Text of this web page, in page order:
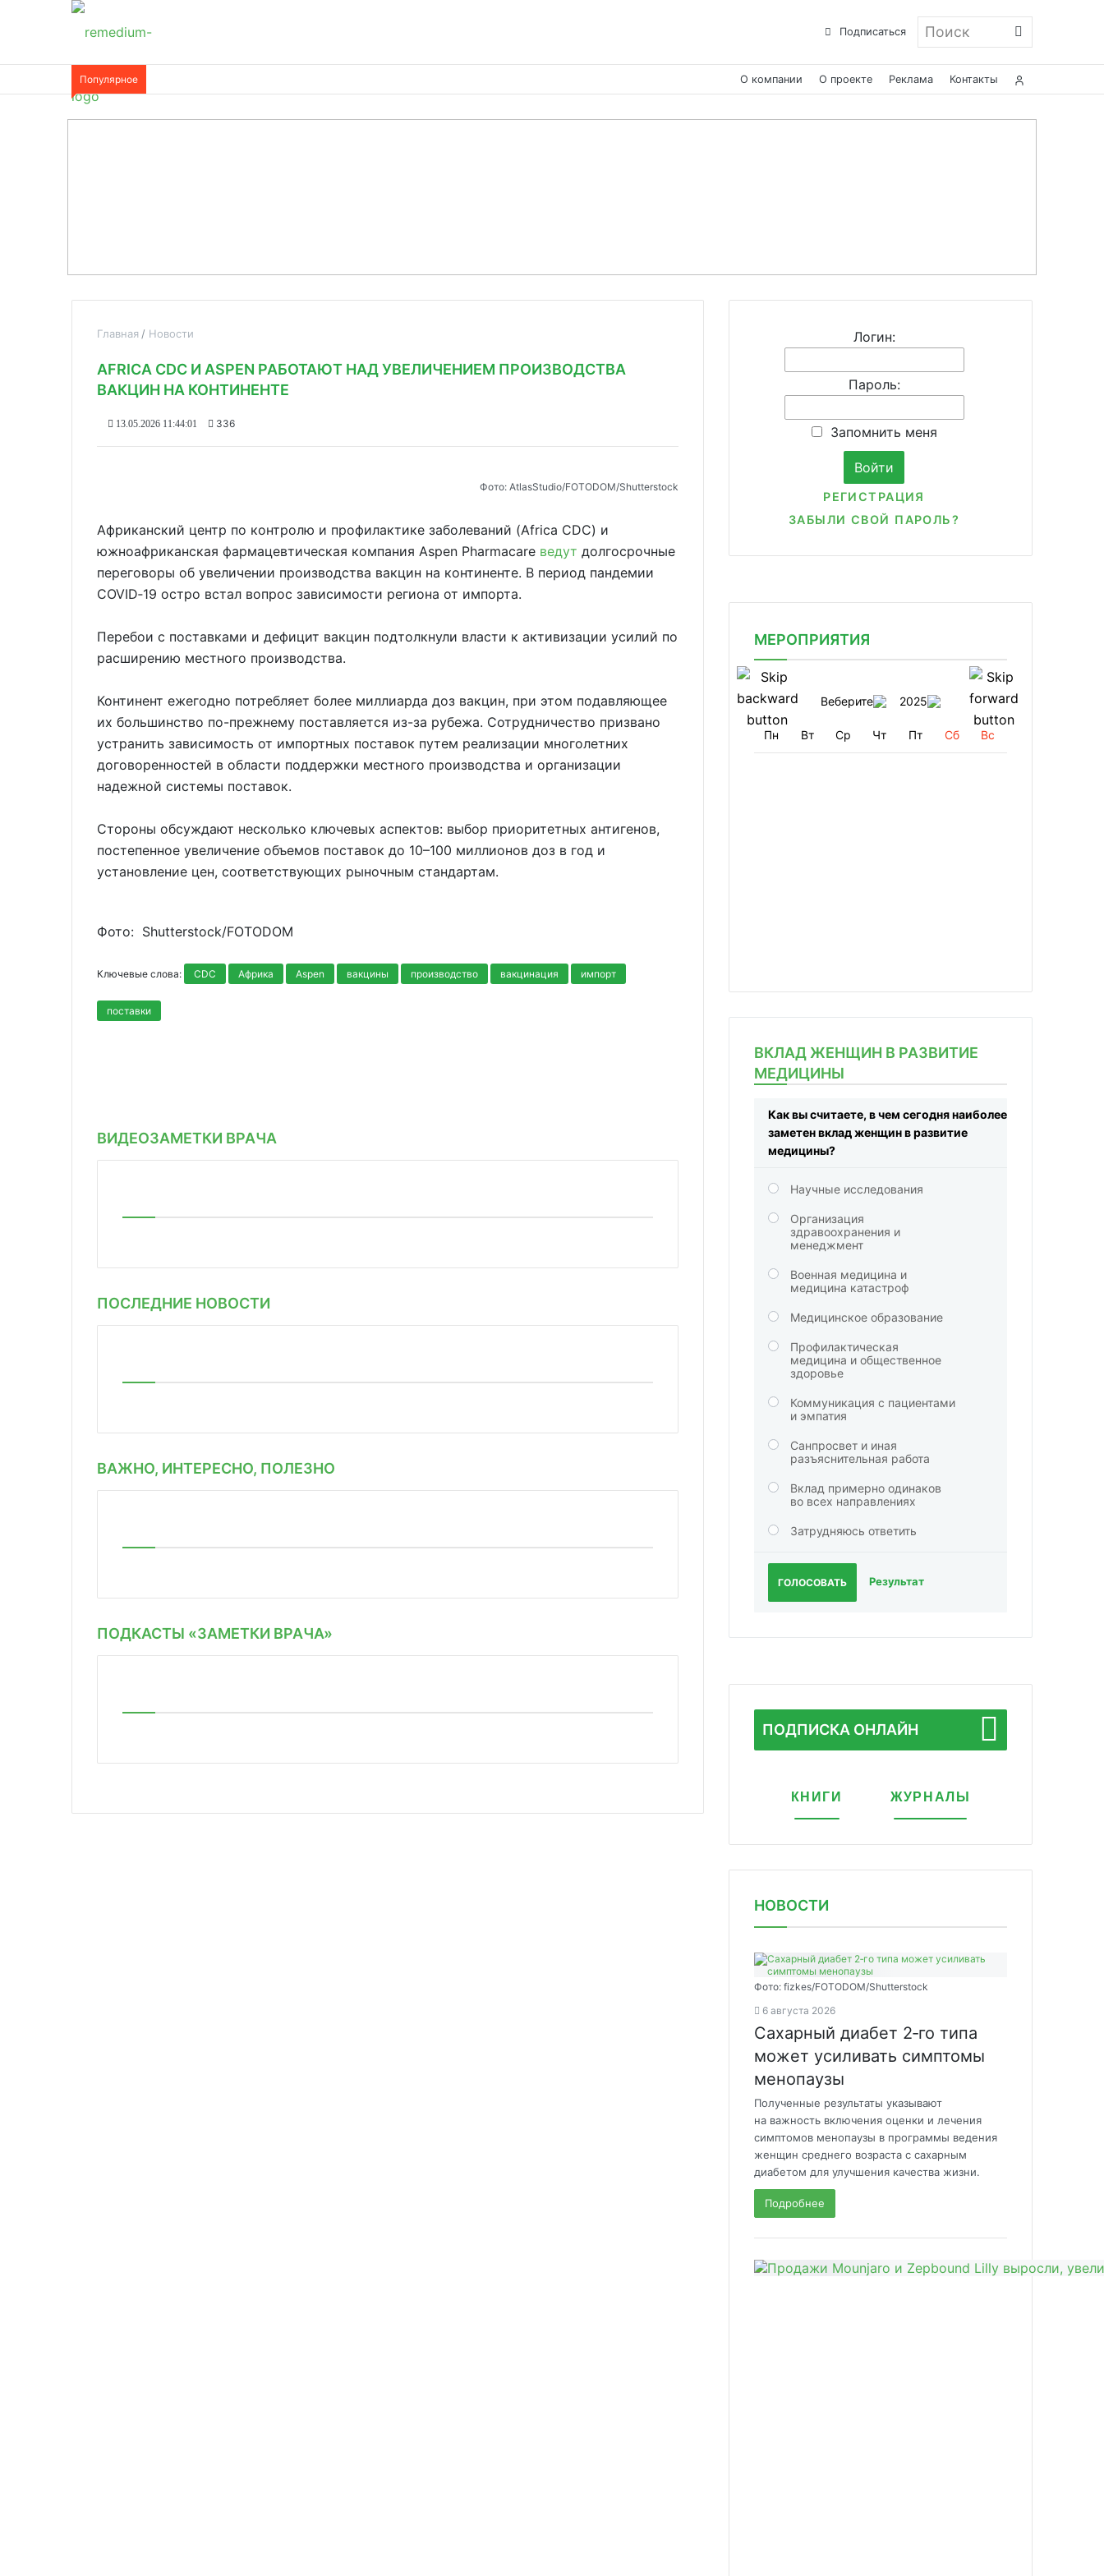
Подписаться Поиск
Популярное О компании О проекте Реклама Контакты
Главная Новости
AFRICA CDC И ASPEN РАБОТАЮТ НАД УВЕЛИЧЕНИЕМ ПРОИЗВОДСТВА
ВАКЦИН НА КОНТИНЕНТЕ
13.05.2026 11:44:01 336
Фото: AtlasStudio/FOTODOM/Shutterstock
Африканский центр по контролю и профилактике заболеваний (Africa CDC) и
южноафриканская фармацевтическая компания Aspen Pharmacare ведут долгосрочные
переговоры об увеличении производства вакцин на континенте. В период пандемии
COVID‑19 остро встал вопрос зависимости региона от импорта.
Перебои с поставками и дефицит вакцин подтолкнули власти к активизации усилий по
расширению местного производства.
Континент ежегодно потребляет более миллиарда доз вакцин, при этом подавляющее
их большинство по-прежнему поставляется из-за рубежа. Сотрудничество призвано
устранить зависимость от импортных поставок путем реализации многолетних
договоренностей в области поддержки местного производства и организации
надежной системы поставок.
Стороны обсуждают несколько ключевых аспектов: выбор приоритетных антигенов,
постепенное увеличение объемов поставок до 10–100 миллионов доз в год и
установление цен, соответствующих рыночным стандартам.
Фото: Shutterstoсk/FOTODOM
Ключевые слова: CDC Африка Aspen вакцины производство вакцинация импорт
поставки
ВИДЕОЗАМЕТКИ ВРАЧА
ПОСЛЕДНИЕ НОВОСТИ
ВАЖНО, ИНТЕРЕСНО, ПОЛЕЗНО
ПОДКАСТЫ «ЗАМЕТКИ ВРАЧА»
Логин:
Пароль:
Запомнить меня
РЕГИСТРАЦИЯ
ЗАБЫЛИ СВОЙ ПАРОЛЬ?
МЕРОПРИЯТИЯ
Веберите 2025
Пн Вт Ср Чт Пт Сб Вс
ВКЛАД ЖЕНЩИН В РАЗВИТИЕ
МЕДИЦИНЫ
Как вы считаете, в чем сегодня наиболее
заметен вклад женщин в развитие
медицины?
Научные исследования
Организация
здравоохранения и
менеджмент
Военная медицина и
медицина катастроф
Медицинское образование
Профилактическая
медицина и общественное
здоровье
Коммуникация с пациентами
и эмпатия
Санпросвет и иная
разъяснительная работа
Вклад примерно одинаков
во всех направлениях
Затрудняюсь ответить
ГОЛОСОВАТЬ Результат
ПОДПИСКА ОНЛАЙН
КНИГИ ЖУРНАЛЫ
НОВОСТИ
Фото: fizkes/FOTODOM/Shutterstock
6 августа 2026
Сахарный диабет 2‑го типа
может усиливать симптомы
менопаузы
Полученные результаты указывают
на важность включения оценки и лечения
симптомов менопаузы в программы ведения
женщин среднего возраста с сахарным
диабетом для улучшения качества жизни.
Подробнее